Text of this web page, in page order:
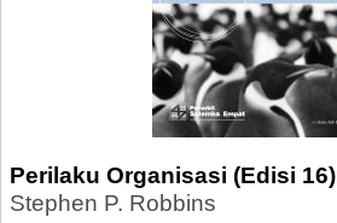
Perilaku Organisasi (Edisi 16)
Stephen P. Robbins